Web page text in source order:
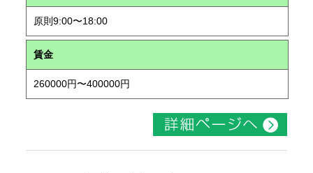
原則9:00〜18:00
賃金
260000円〜400000円